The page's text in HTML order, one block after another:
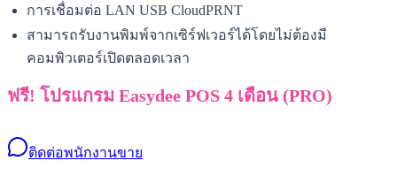
การเชื่อมต่อ LAN USB CloudPRNT
สามารถรับงานพิมพ์จากเซิร์ฟเวอร์ได้โดยไม่ต้องมี
คอมพิวเตอร์เปิดตลอดเวลา
ฟรี! โปรแกรม Easydee POS 4 เดือน (PRO)
ติดต่อพนักงานขาย